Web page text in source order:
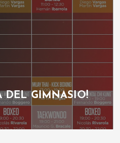
DEL GIMNASIO!